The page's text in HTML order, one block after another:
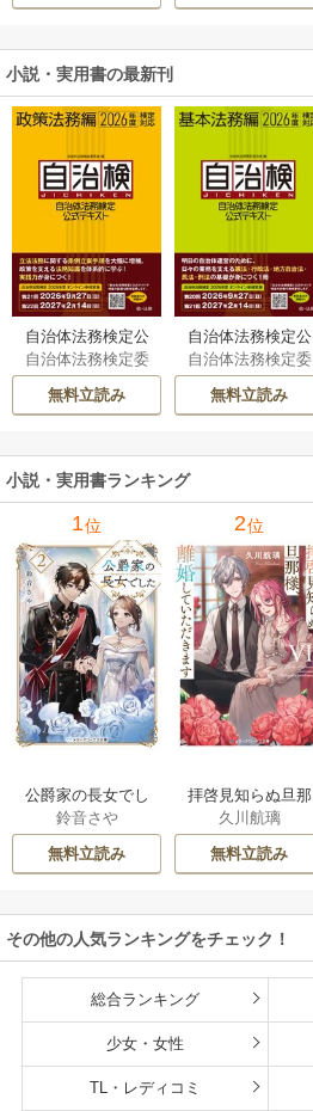
小説・実用書の最新刊
自治体法務検定公
式テキスト 政策
法務編 ２０２６
年度検定対応 1巻
自治体法務検定委
員会
無料立読み
自治体法務検定公
式テキスト 基本
法務編 ２０２６
年度検定対応 1巻
自治体法務検定委
員会
無料立読み
小説・実用書ランキング
1位
公爵家の長女でし
た
鈴音さや
無料立読み
2位
拝啓見知らぬ旦那
様、離婚していた
だきます
久川航璃
無料立読み
その他の人気ランキングをチェック！
総合ランキング
少女・女性
TL・レディコミ